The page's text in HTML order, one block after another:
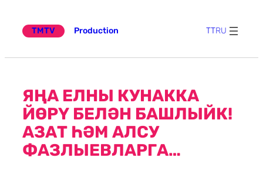
TMTV
Production TTRU
ЯҢА ЕЛНЫ КУНАККА
ЙӨРҮ БЕЛӘН БАШЛЫЙК!
АЗАТ ҺӘМ АЛСУ
ФАЗЛЫЕВЛАРГА…